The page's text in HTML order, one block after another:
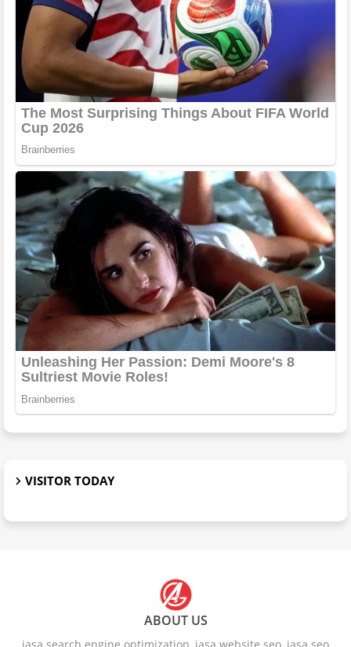
VISITOR TODAY
ABOUT US